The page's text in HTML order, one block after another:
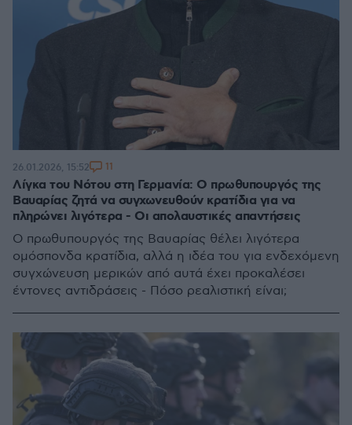
Λίγκα του Νότου στη Γερμανία: Ο πρωθυπουργός της
Βαυαρίας ζητά να συγχωνευθούν κρατίδια για να
πληρώνει λιγότερα - Οι απολαυστικές απαντήσεις
Ο πρωθυπουργός της Βαυαρίας θέλει λιγότερα
ομόσπονδα κρατίδια, αλλά η ιδέα του για ενδεχόμενη
συγχώνευση μερικών από αυτά έχει προκαλέσει
έντονες αντιδράσεις - Πόσο ρεαλιστική είναι;
26.01.2026, 15:52 11